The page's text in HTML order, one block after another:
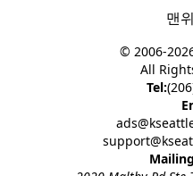
맨
© 2006-
All
Tel: